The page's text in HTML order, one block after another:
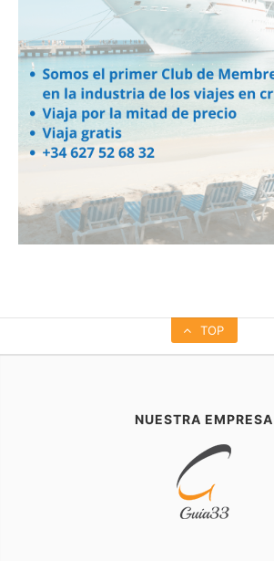
TOP
NUESTRA EMPRESA